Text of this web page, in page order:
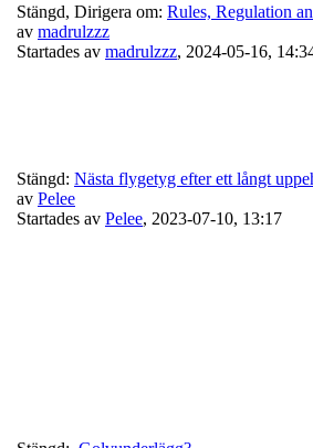
Stängd, Dirigera om: Rules, Regulation
av madrulzzz
Startades av madrulzzz, 2024-05-16,
Stängd: Nästa flygetyg efter ett långt
av Pelee
Startades av Pelee, 2023-07-10, 13:17